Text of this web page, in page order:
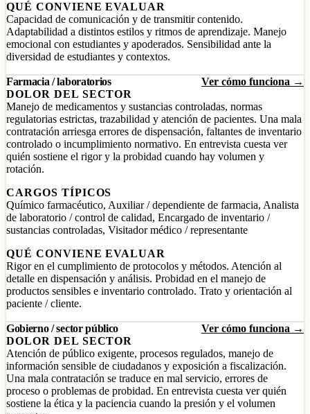
QUÉ CONVIENE EVALUAR
Capacidad de comunicación y de transmitir contenido.
Adaptabilidad a distintos estilos y ritmos de aprendizaje. Manejo
emocional con estudiantes y apoderados. Sensibilidad ante la
diversidad de estudiantes y contextos.
Farmacia / laboratorios
Ver cómo funciona →
DOLOR DEL SECTOR
Manejo de medicamentos y sustancias controladas, normas
regulatorias estrictas, trazabilidad y atención de pacientes. Una mala
contratación arriesga errores de dispensación, faltantes de inventario
controlado o incumplimiento normativo. En entrevista cuesta ver
quién sostiene el rigor y la probidad cuando hay volumen y
rotación.
CARGOS TÍPICOS
Químico farmacéutico, Auxiliar / dependiente de farmacia, Analista
de laboratorio / control de calidad, Encargado de inventario /
sustancias controladas, Visitador médico / representante
QUÉ CONVIENE EVALUAR
Rigor en el cumplimiento de protocolos y métodos. Atención al
detalle en dispensación y análisis. Probidad en el manejo de
productos sensibles e inventario controlado. Trato y orientación al
paciente / cliente.
Gobierno / sector público
Ver cómo funciona →
DOLOR DEL SECTOR
Atención de público exigente, procesos regulados, manejo de
información sensible de ciudadanos y exposición a fiscalización.
Una mala contratación se traduce en mal servicio, errores de
proceso o problemas de probidad. En entrevista cuesta ver quién
sostiene la ética y la paciencia cuando la presión y el volumen